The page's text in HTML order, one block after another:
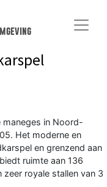
maneges in Noord-
Het moderne en
en grenzend aan
ruimte aan 136
zeer royale stallen van 3